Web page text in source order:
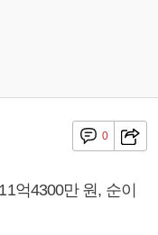
0
억4300만 원, 순이